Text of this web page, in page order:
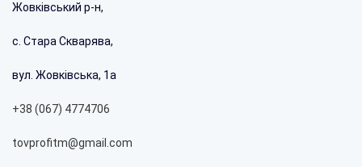
Жовківський р-н,
с. Стара Скварява,
вул. Жовківська, 1а
+38 (067) 4774706
tovprofitm@gmail.com